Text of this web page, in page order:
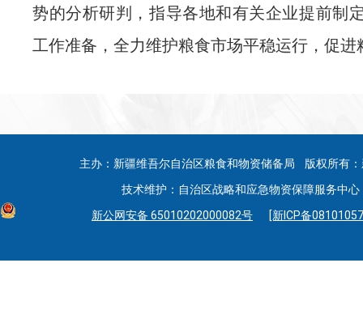
势的分析研判，指导各地和有关企业提前制
工作准备，全力维护粮食市场平稳运行，促
主办：新疆维吾尔自治区粮食和物资储备局 版权所有
技术维护：自治区战略和应急物资保障服务中
新公网安备 65010202000082号
[新ICP备